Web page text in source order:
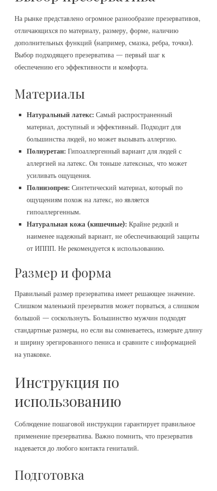
На рынке представлено огромное разнообразие презервативов,
отличающихся по материалу, размеру, форме, наличию
дополнительных функций (например, смазка, ребра, точки).
Выбор подходящего презерватива — первый шаг к
обеспечению его эффективности и комфорта.
Материалы
Натуральный латекс: Самый распространенный
материал, доступный и эффективный. Подходит для
большинства людей, но может вызывать аллергию.
Полиуретан: Гипоаллергенный вариант для людей с
аллергией на латекс. Он тоньше латексных, что может
усиливать ощущения.
Полиизопрен: Синтетический материал, который по
ощущениям похож на латекс, но является
гипоаллергенным.
Натуральная кожа (кишечные): Крайне редкий и
наименее надежный вариант, не обеспечивающий защиты
от ИППП. Не рекомендуется к использованию.
Размер и форма
Правильный размер презерватива имеет решающее значение.
Слишком маленький презерватив может порваться, а слишком
большой — соскользнуть. Большинство мужчин подходят
стандартные размеры, но если вы сомневаетесь, измерьте длину
и ширину эрегированного пениса и сравните с информацией
на упаковке.
Инструкция по
использованию
Соблюдение пошаговой инструкции гарантирует правильное
применение презерватива. Важно помнить, что презерватив
надевается до любого контакта гениталий.
Подготовка